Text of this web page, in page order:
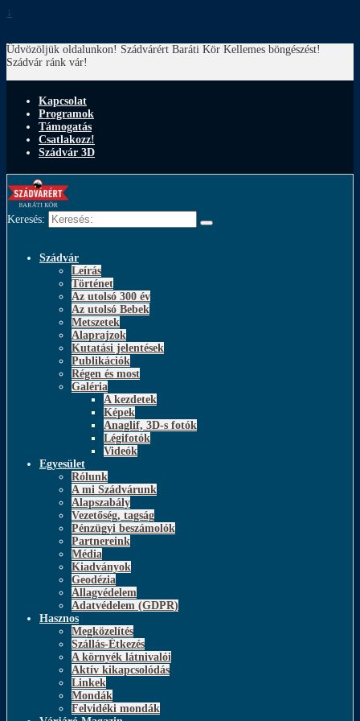
↓
Üdvözöljük oldalunkon! Szádvárért Baráti Kör Kellemes böngészést!
Szádvár ránk vár!
Kapcsolat
Programok
Támogatás
Csatlakozz!
Szádvár 3D
Keresés:
Szádvár
Leírás
Történet
Az utolsó 300 év
Az utolsó Bebek
Metszetek
Alaprajzok
Kutatási jelentések
Publikációk
Régen és most
Galéria
A kezdetek
Képek
Anaglif, 3D-s fotók
Légifotók
Videók
Egyesület
Rólunk
A mi Szádvárunk
Alapszabály
Vezetőség, tagság
Pénzügyi beszámolók
Partnereink
Média
Kiadványok
Geodézia
Állagvédelem
Adatvédelem (GDPR)
Hasznos
Megközelítés
Szállás-Étkezés
A környék látnivalói
Aktív kikapcsolódás
Linkek
Mondák
Felvidéki mondák